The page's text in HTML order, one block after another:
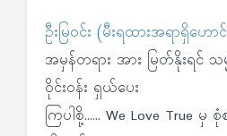
ဦးမြဝင်း (မီးရထားအရာရှိဟော
အမှန်တရား အား မြတ်နိုးရင်
ဝိုင်းဝန်း ရှယ်ပေး
ကြပါစို့…… We Love True မှ